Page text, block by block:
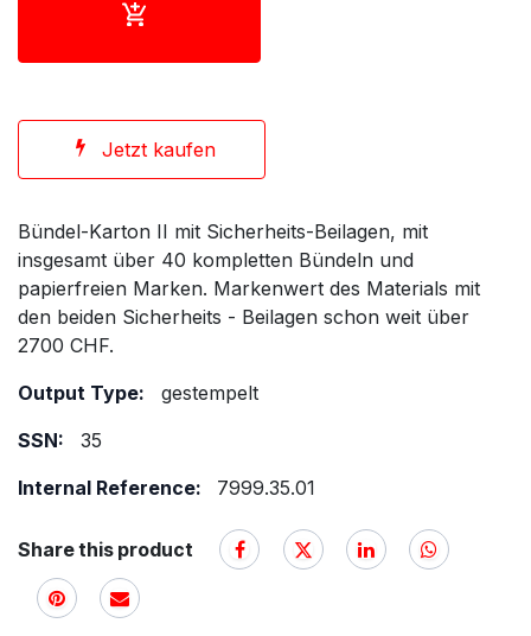
Jetzt kaufen
Bündel-Karton II mit Sicherheits-Beilagen, mit
insgesamt über 40 kompletten Bündeln und
papierfreien Marken. Markenwert des Materials mit
den beiden Sicherheits - Beilagen schon weit über
2700 CHF.
Output Type:
gestempelt
SSN:
35
Internal Reference:
7999.35.01
Share this product